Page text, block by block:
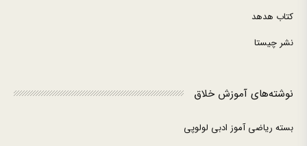
کتاب هدهد
نشر چیستا
نوشته‌های آموزش خلاق
بسته ریاضی آموز ادبی لولوپی